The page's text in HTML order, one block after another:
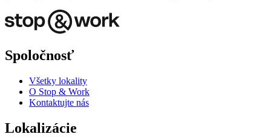
Spoločnosť
Všetky lokality
O Stop & Work
Kontaktujte nás
Lokalizácie